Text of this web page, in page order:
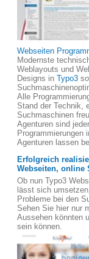
Webseiten
Modernste
Weblayouts und
Designs in Typo3
Alle
Stand der Technik,
Suchmaschinen
Agenturen sind
Programmierungen
Agenturen lassen
Erfolgreich
Webseiten, online
Ob nun Typo3
lässt sich
Probleme bei den
Sehen Sie hier nur
Aussehen könnten
sein können.